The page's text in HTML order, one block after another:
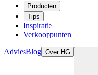
Producten
Tips
Inspiratie
Verkooppunten
AdviesBlog Over HG